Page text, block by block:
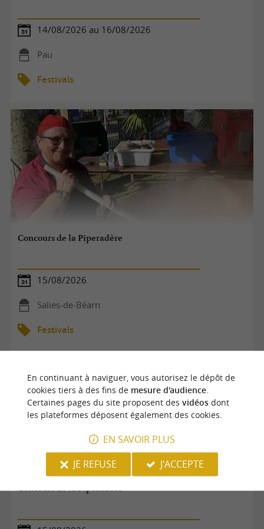
14/08/2026 au 16/08/2026
Pau
Festivals
Concours de la Piperadère
15/08/2026
Salies-de-Béarn
Festivals
Concours de la Piperadère
En continuant à naviguer, vous autorisez le dépôt de
cookies tiers à des fins de mesure d'audience.
Certaines pages du site proposent des vidéosdont
les plateformes déposent également des cookies.
EN SAVOIR PLUS
JE REFUSE
J'ACCEPTE